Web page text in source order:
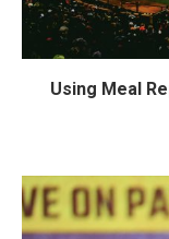
Using Meal